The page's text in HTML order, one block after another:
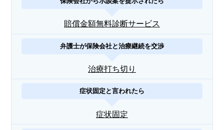
賠償金額無料診断サービス
弁護士が保険会社と治療継続を交渉
治療打ち切り
症状固定と言われたら
症状固定